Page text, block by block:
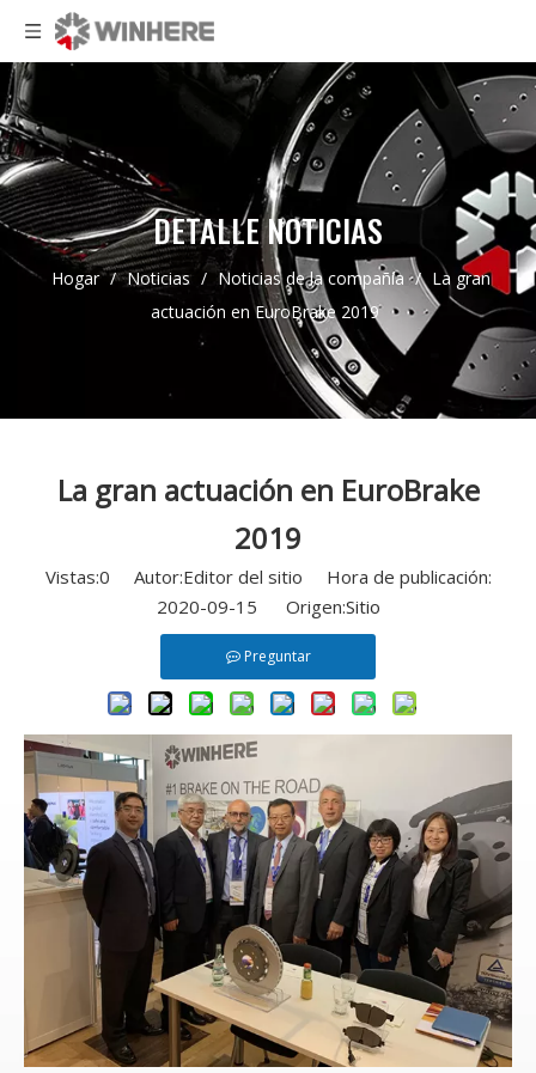
DETALLE NOTICIAS
Hogar / Noticias / Noticias de la compañía / La gran
actuación en EuroBrake 2019
La gran actuación en EuroBrake
2019
Vistas:0 Autor:Editor del sitio Hora de publicación:
2020-09-15 Origen:Sitio
Preguntar